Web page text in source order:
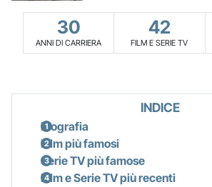
30
ANNI DI CARRIERA
42
FILM E SERIE TV
INDICE
Biografia
Film più famosi
Serie TV più famose
Film e Serie TV più recenti